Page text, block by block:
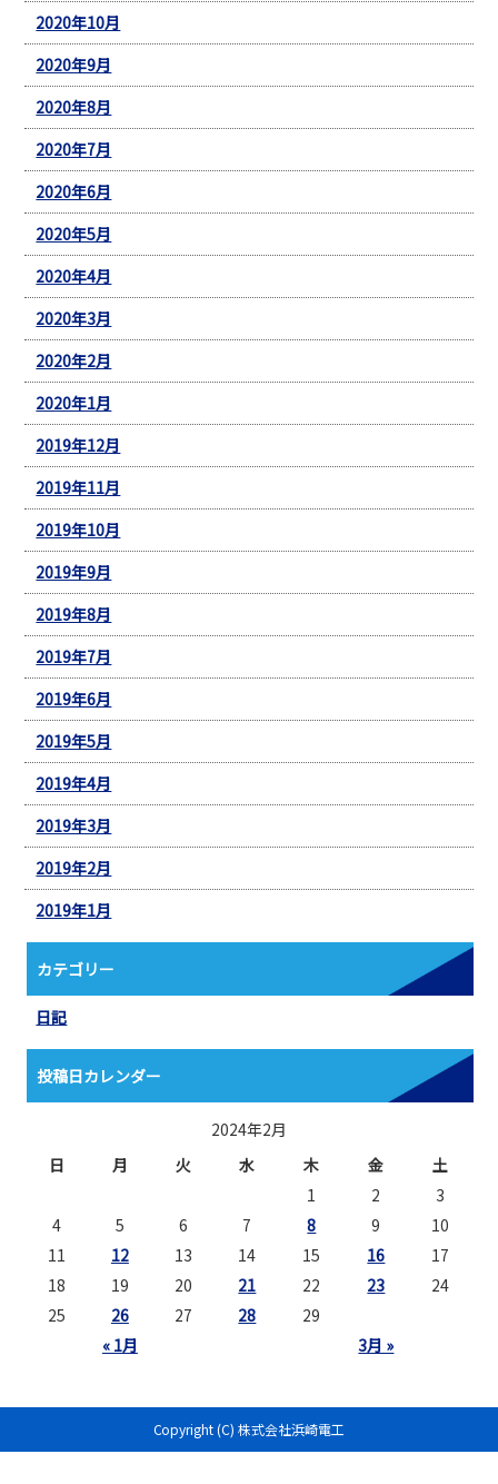
2020年10月
2020年9月
2020年8月
2020年7月
2020年6月
2020年5月
2020年4月
2020年3月
2020年2月
2020年1月
2019年12月
2019年11月
2019年10月
2019年9月
2019年8月
2019年7月
2019年6月
2019年5月
2019年4月
2019年3月
2019年2月
2019年1月
カテゴリー
日記
投稿日カレンダー
2024年2月
日
月 火 水 木 金 土
« 1月 3月 »
1 2
3
4
5 6 7 8 9
10
11
12 13 14 15 16
17
18
19 20 21 22 23
24
25
26 27 28 29
Copyright (C) 株式会社浜崎電工